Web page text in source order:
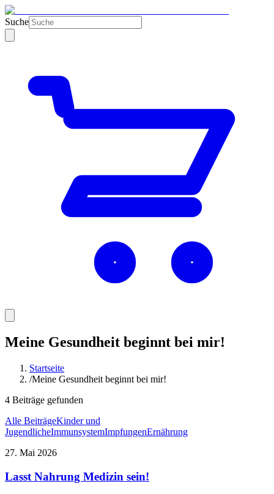
Suche
Meine Gesundheit beginnt bei mir!
Startseite
/Meine Gesundheit beginnt bei mir!
4 Beiträge gefunden
Alle BeiträgeKinder und
JugendlicheImmunsystemImpfungenErnährung
27. Mai 2026
Lasst Nahrung Medizin sein!